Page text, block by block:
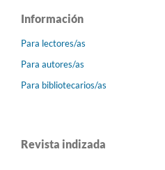
Información
Para lectores/as
Para autores/as
Para bibliotecarios/as
Revista indizada